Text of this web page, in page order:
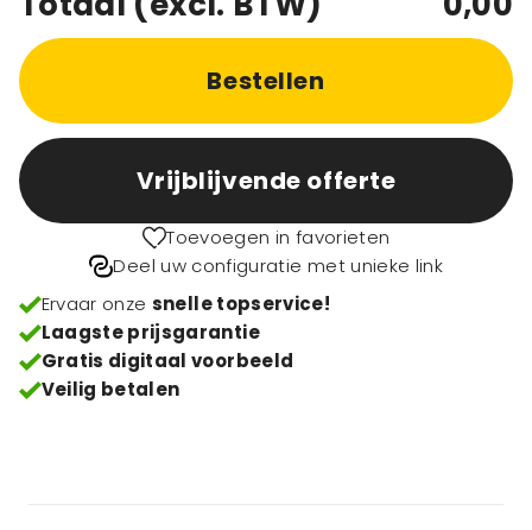
Bestellen
Vrijblijvende offerte
Toevoegen in favorieten
Deel uw configuratie met unieke link
Ervaar onze snelle topservice!
Laagste prijsgarantie
Gratis digitaal voorbeeld
Veilig betalen